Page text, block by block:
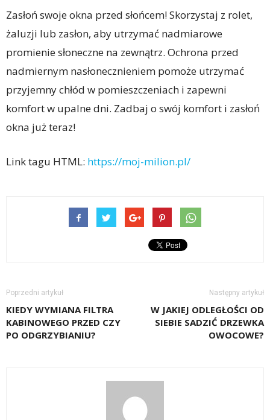
Zasłoń swoje okna przed słońcem! Skorzystaj z rolet,
żaluzji lub zasłon, aby utrzymać nadmiarowe
promienie słoneczne na zewnątrz. Ochrona przed
nadmiernym nasłonecznieniem pomoże utrzymać
przyjemny chłód w pomieszczeniach i zapewni
komfort w upalne dni. Zadbaj o swój komfort i zasłoń
okna już teraz!
Link tagu HTML: https://moj-milion.pl/
Poprzedni artykuł
KIEDY WYMIANA FILTRA
KABINOWEGO PRZED CZY
PO ODGRZYBIANIU?
Następny artykuł
W JAKIEJ ODLEGŁOŚCI OD
SIEBIE SADZIĆ DRZEWKA
OWOCOWE?